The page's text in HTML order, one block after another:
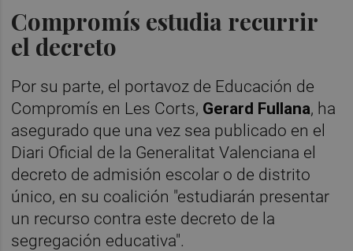
Compromís estudia recurrir
el decreto
Por su parte, el portavoz de Educación de
Compromís en Les Corts, Gerard Fullana, ha
asegurado que una vez sea publicado en el
Diari Oficial de la Generalitat Valenciana el
decreto de admisión escolar o de distrito
único, en su coalición "estudiarán presentar
un recurso contra este decreto de la
segregación educativa".